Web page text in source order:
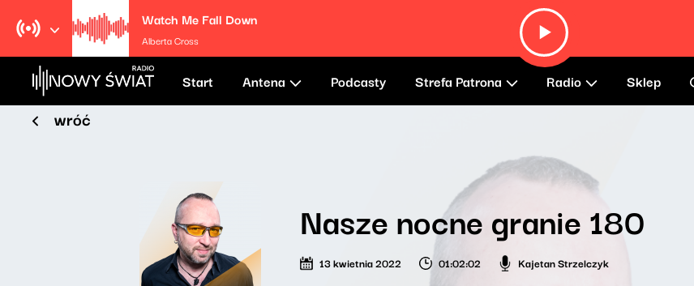
Watch Me Fall Down
Alberta Cross
Start Antena Podcasty Strefa Patrona Radio Sklep
wróć
Nasze nocne granie 180
13 kwietnia 2022 01:02:02 Kajetan Strzelczyk